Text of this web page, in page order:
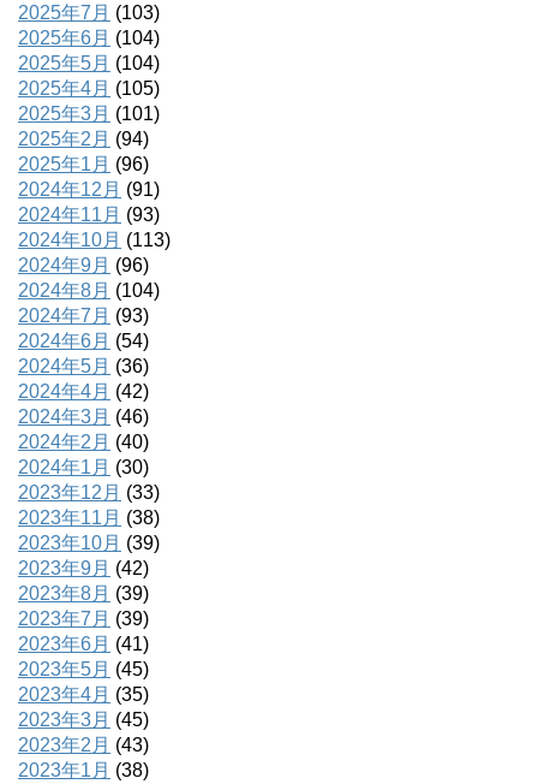
2025年7月 (103)
2025年6月 (104)
2025年5月 (104)
2025年4月 (105)
2025年3月 (101)
2025年2月 (94)
2025年1月 (96)
2024年12月 (91)
2024年11月 (93)
2024年10月 (113)
2024年9月 (96)
2024年8月 (104)
2024年7月 (93)
2024年6月 (54)
2024年5月 (36)
2024年4月 (42)
2024年3月 (46)
2024年2月 (40)
2024年1月 (30)
2023年12月 (33)
2023年11月 (38)
2023年10月 (39)
2023年9月 (42)
2023年8月 (39)
2023年7月 (39)
2023年6月 (41)
2023年5月 (45)
2023年4月 (35)
2023年3月 (45)
2023年2月 (43)
2023年1月 (38)